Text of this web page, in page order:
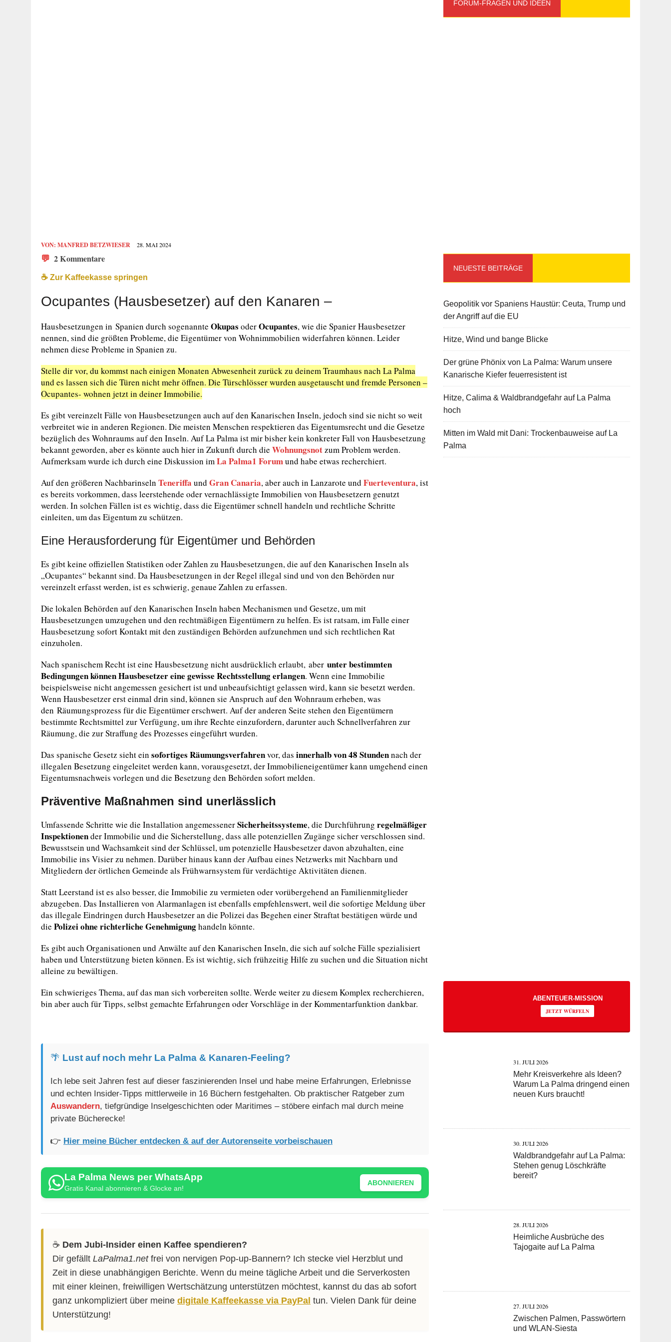
VON: MANFRED BETZWIESER 28. MAI 2024
💬 2 Kommentare
☕️ Zur Kaffeekasse springen
Ocupantes (Hausbesetzer) auf den Kanaren –
Hausbesetzungen in Spanien durch sogenannte Okupas oderOcupantes, wie die Spanier Hausbesetzer
nennen, sind die größten Probleme, die Eigentümer von Wohnimmobilien widerfahren können. Leider
nehmen diese Probleme in Spanien zu.
Stelle dir vor, du kommst nach einigen Monaten Abwesenheit zurück zu deinem Traumhaus nach La Palma
und es lassen sich die Türen nicht mehr öffnen. Die Türschlösser wurden ausgetauscht und fremde Personen –
Ocupantes- wohnen jetzt in deiner Immobilie.
Es gibt vereinzelt Fälle von Hausbesetzungen auch auf den Kanarischen Inseln, jedoch sind sie nicht so weit
verbreitet wie in anderen Regionen. Die meisten Menschen respektieren das Eigentumsrecht und die Gesetze
bezüglich des Wohnraums auf den Inseln. Auf La Palma ist mir bisher kein konkreter Fall von Hausbesetzung
bekannt geworden, aber es könnte auch hier in Zukunft durch die Wohnungsnotzum Problem werden.
Aufmerksam wurde ich durch eine Diskussion imLa Palma1 Forumund habe etwas recherchiert.
Auf den größeren Nachbarinseln Teneriffa und Gran Canaria, aber auch in Lanzarote und Fuerteventura, ist
es bereits vorkommen, dass leerstehende oder vernachlässigte Immobilien von Hausbesetzern genutzt
werden. In solchen Fällen ist es wichtig, dass die Eigentümer schnell handeln und rechtliche Schritte
einleiten, um das Eigentum zu schützen.
Eine Herausforderung für Eigentümer und Behörden
Es gibt keine offiziellen Statistiken oder Zahlen zu Hausbesetzungen, die auf den Kanarischen Inseln als
„Ocupantes“ bekannt sind. Da Hausbesetzungen in der Regel illegal sind und von den Behörden nur
vereinzelt erfasst werden, ist es schwierig, genaue Zahlen zu erfassen.
Die lokalen Behörden auf den Kanarischen Inseln haben Mechanismen und Gesetze, um mit
Hausbesetzungen umzugehen und den rechtmäßigen Eigentümern zu helfen. Es ist ratsam, im Falle einer
Hausbesetzung sofort Kontakt mit den zuständigen Behörden aufzunehmen und sich rechtlichen Rat
einzuholen.
Nach spanischem Recht ist eine Hausbesetzung nicht ausdrücklich erlaubt, aber unter bestimmten
Bedingungen können Hausbesetzer eine gewisse Rechtsstellung erlangen. Wenn eine Immobilie
beispielsweise nicht angemessen gesichert ist und unbeaufsichtigt gelassen wird, kann sie besetzt werden.
Wenn Hausbesetzer erst einmal drin sind, können sie Anspruch auf den Wohnraum erheben, was
den Räumungsprozess für die Eigentümer erschwert. Auf der anderen Seite stehen den Eigentümern
bestimmte Rechtsmittel zur Verfügung, um ihre Rechte einzufordern, darunter auch Schnellverfahren zur
Räumung, die zur Straffung des Prozesses eingeführt wurden.
Das spanische Gesetz sieht ein sofortiges Räumungsverfahrenvor, das innerhalb von 48 Stundennach der
illegalen Besetzung eingeleitet werden kann, vorausgesetzt, der Immobilieneigentümer kann umgehend einen
Eigentumsnachweis vorlegen und die Besetzung den Behörden sofort melden.
Präventive Maßnahmen sind unerlässlich
Umfassende Schritte wie die Installation angemessenerSicherheitssysteme, die Durchführung regelmäßiger
Inspektionender Immobilie und die Sicherstellung, dass alle potenziellen Zugänge sicher verschlossen sind.
Bewusstsein und Wachsamkeit sind der Schlüssel, um potenzielle Hausbesetzer davon abzuhalten, eine
Immobilie ins Visier zu nehmen. Darüber hinaus kann der Aufbau eines Netzwerks mit Nachbarn und
Mitgliedern der örtlichen Gemeinde als Frühwarnsystem für verdächtige Aktivitäten dienen.
Statt Leerstand ist es also besser, die Immobilie zu vermieten oder vorübergehend an Familienmitglieder
abzugeben. Das Installieren von Alarmanlagen ist ebenfalls empfehlenswert, weil die sofortige Meldung über
das illegale Eindringen durch Hausbesetzer an die Polizei das Begehen einer Straftat bestätigen würde und
die Polizei ohne richterliche Genehmigunghandeln könnte.
Es gibt auch Organisationen und Anwälte auf den Kanarischen Inseln, die sich auf solche Fälle spezialisiert
haben und Unterstützung bieten können. Es ist wichtig, sich frühzeitig Hilfe zu suchen und die Situation nicht
alleine zu bewältigen.
Ein schwieriges Thema, auf das man sich vorbereiten sollte. Werde weiter zu diesem Komplex recherchieren,
bin aber auch für Tipps, selbst gemachte Erfahrungen oder Vorschläge in der Kommentarfunktion dankbar.
🌴 Lust auf noch mehr La Palma & Kanaren-Feeling?
Ich lebe seit Jahren fest auf dieser faszinierenden Insel und habe meine Erfahrungen, Erlebnisse
und echten Insider-Tipps mittlerweile in 16 Büchern festgehalten. Ob praktischer Ratgeber zum
Auswandern, tiefgründige Inselgeschichten oder Maritimes – stöbere einfach mal durch meine
private Bücherecke!
👉 Hier meine Bücher entdecken & auf der Autorenseite vorbeischauen
La Palma News per WhatsApp
Gratis Kanal abonnieren & Glocke an!
ABONNIEREN
☕️ Dem Jubi-Insider einen Kaffee spendieren?
Dir gefällt LaPalma1.netfrei von nervigen Pop-up-Bannern? Ich stecke viel Herzblut und
Zeit in diese unabhängigen Berichte. Wenn du meine tägliche Arbeit und die Serverkosten
mit einer kleinen, freiwilligen Wertschätzung unterstützen möchtest, kannst du das ab sofort
ganz unkompliziert über meine digitale Kaffeekasse via PayPal tun. Vielen Dank für deine
Unterstützung!
FORUM-FRAGEN UND IDEEN
NEUESTE BEITRÄGE
Geopolitik vor Spaniens Haustür: Ceuta, Trump und
der Angriff auf die EU
Hitze, Wind und bange Blicke
Der grüne Phönix von La Palma: Warum unsere
Kanarische Kiefer feuerresistent ist
Hitze, Calima & Waldbrandgefahr auf La Palma
hoch
Mitten im Wald mit Dani: Trockenbauweise auf La
Palma
ABENTEUER-MISSION
JETZT WÜRFELN
31. JULI 2026
Mehr Kreisverkehre als Ideen?
Warum La Palma dringend einen
neuen Kurs braucht!
30. JULI 2026
Waldbrandgefahr auf La Palma:
Stehen genug Löschkräfte
bereit?
28. JULI 2026
Heimliche Ausbrüche des
Tajogaite auf La Palma
27. JULI 2026
Zwischen Palmen, Passwörtern
und WLAN-Siesta